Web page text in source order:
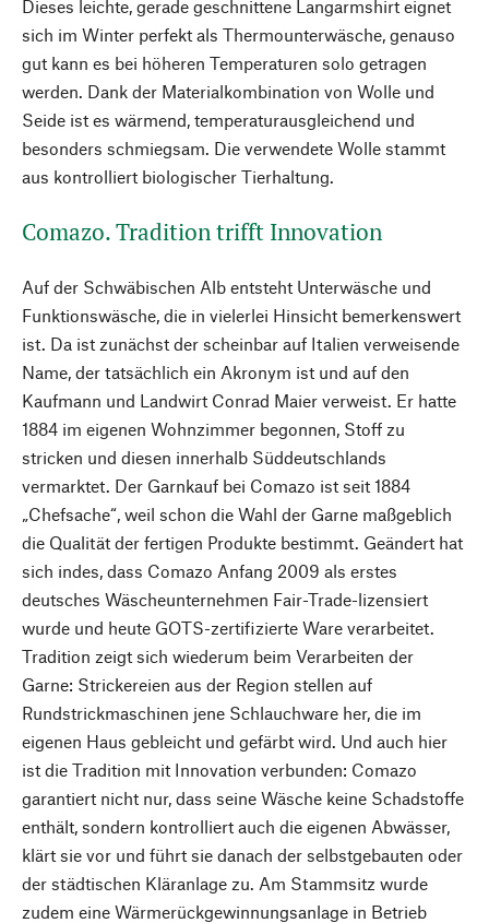
Dieses leichte, gerade geschnittene Langarmshirt eignet
sich im Winter perfekt als Thermounterwäsche, genauso
gut kann es bei höheren Temperaturen solo getragen
werden. Dank der Materialkombination von Wolle und
Seide ist es wärmend, temperaturausgleichend und
besonders schmiegsam. Die verwendete Wolle stammt
aus kontrolliert biologischer Tierhaltung.
Comazo. Tradition trifft Innovation
Auf der Schwäbischen Alb entsteht Unterwäsche und
Funktionswäsche, die in vielerlei Hinsicht bemerkenswert
ist. Da ist zunächst der scheinbar auf Italien verweisende
Name, der tatsächlich ein Akronym ist und auf den
Kaufmann und Landwirt Conrad Maier verweist. Er hatte
1884 im eigenen Wohnzimmer begonnen, Stoff zu
stricken und diesen innerhalb Süddeutschlands
vermarktet. Der Garnkauf bei Comazo ist seit 1884
„Chefsache“, weil schon die Wahl der Garne maßgeblich
die Qualität der fertigen Produkte bestimmt. Geändert hat
sich indes, dass Comazo Anfang 2009 als erstes
deutsches Wäscheunternehmen Fair-Trade-lizensiert
wurde und heute GOTS-zertifizierte Ware verarbeitet.
Tradition zeigt sich wiederum beim Verarbeiten der
Garne: Strickereien aus der Region stellen auf
Rundstrickmaschinen jene Schlauchware her, die im
eigenen Haus gebleicht und gefärbt wird. Und auch hier
ist die Tradition mit Innovation verbunden: Comazo
garantiert nicht nur, dass seine Wäsche keine Schadstoffe
enthält, sondern kontrolliert auch die eigenen Abwässer,
klärt sie vor und führt sie danach der selbstgebauten oder
der städtischen Kläranlage zu. Am Stammsitz wurde
zudem eine Wärmerückgewinnungsanlage in Betrieb